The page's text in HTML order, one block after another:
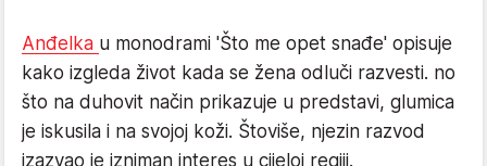
Anđelka u monodrami 'Što me opet snađe' opisuje
kako izgleda život kada se žena odluči razvesti. no
što na duhovit način prikazuje u predstavi, glumica
je iskusila i na svojoj koži. Štoviše, njezin razvod
izazvao je izniman interes u cijeloj regiji.